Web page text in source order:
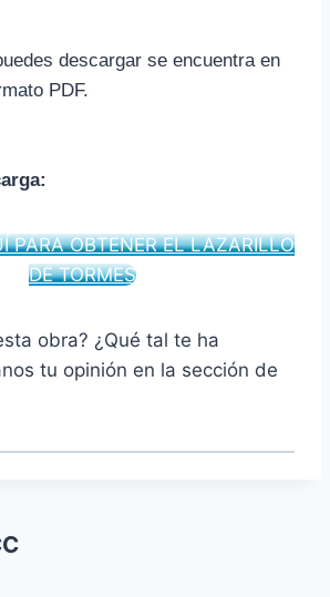
descargar se encuentra en
PDF.
PARA OBTENER EL LAZARILLO
DE TORMES
obra? ¿Qué tal te ha
tu opinión en la sección de